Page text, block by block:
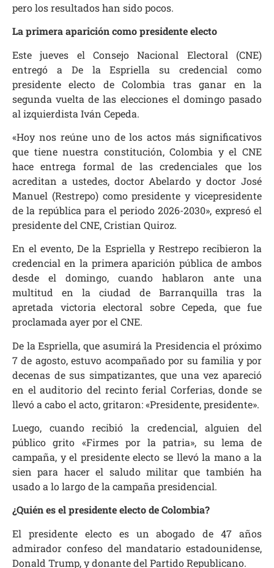
pero los resultados han sido pocos.
La primera aparición como presidente electo
Este jueves el Consejo Nacional Electoral (CNE)
entregó a De la Espriella su credencial como
presidente electo de Colombia tras ganar en la
segunda vuelta de las elecciones el domingo pasado
al izquierdista Iván Cepeda.
«Hoy nos reúne uno de los actos más significativos
que tiene nuestra constitución, Colombia y el CNE
hace entrega formal de las credenciales que los
acreditan a ustedes, doctor Abelardo y doctor José
Manuel (Restrepo) como presidente y vicepresidente
de la república para el periodo 2026-2030», expresó el
presidente del CNE, Cristian Quiroz.
En el evento, De la Espriella y Restrepo recibieron la
credencial en la primera aparición pública de ambos
desde el domingo, cuando hablaron ante una
multitud en la ciudad de Barranquilla tras la
apretada victoria electoral sobre Cepeda, que fue
proclamada ayer por el CNE.
De la Espriella, que asumirá la Presidencia el próximo
7 de agosto, estuvo acompañado por su familia y por
decenas de sus simpatizantes, que una vez apareció
en el auditorio del recinto ferial Corferias, donde se
llevó a cabo el acto, gritaron: «Presidente, presidente».
Luego, cuando recibió la credencial, alguien del
público grito «Firmes por la patria», su lema de
campaña, y el presidente electo se llevó la mano a la
sien para hacer el saludo militar que también ha
usado a lo largo de la campaña presidencial.
¿Quién es el presidente electo de Colombia?
El presidente electo es un abogado de 47 años
admirador confeso del mandatario estadounidense,
Donald Trump, y donante del Partido Republicano.